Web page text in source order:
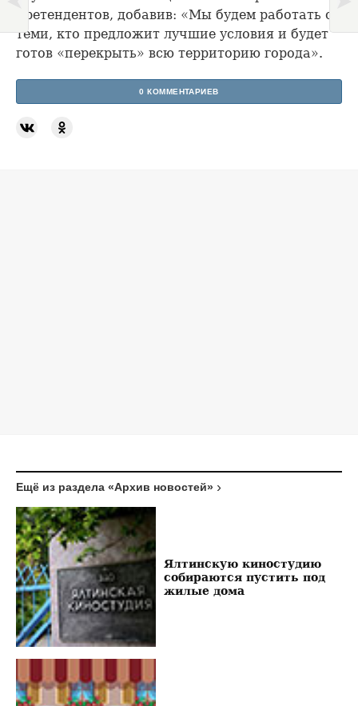
претендентов, добавив: «Мы будем работать с
теми, кто предложит лучшие условия и будет
готов «перекрыть» всю территорию города».
0 КОММЕНТАРИЕВ
Ещё из раздела «Архив новостей»
Ялтинскую киностудию
собираются пустить под
жилые дома